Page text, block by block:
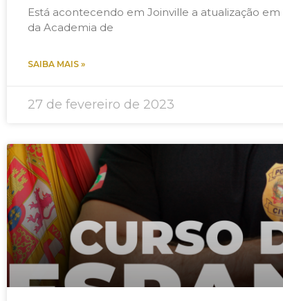
Está acontecendo em Joinville a atualização
da Academia de
SAIBA MAIS »
27 de fevereiro de 2023